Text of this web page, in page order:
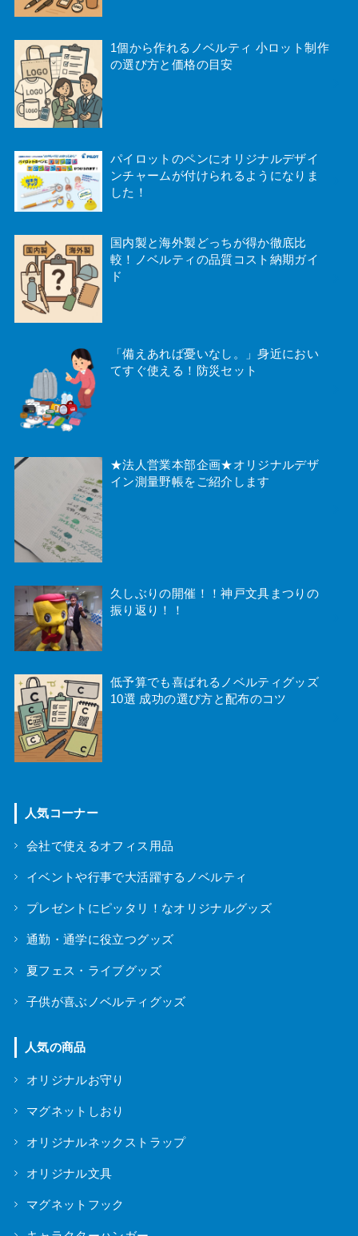
1個から作れるノベルティ 小ロット制作
の選び方と価格の目安
パイロットのペンにオリジナルデザイ
ンチャームが付けられるようになりま
した！
国内製と海外製どっちが得か徹底比
較！ノベルティの品質コスト納期ガイ
ド
「備えあれば憂いなし。」身近におい
てすぐ使える！防災セット
★法人営業本部企画★オリジナルデザ
イン測量野帳をご紹介します
久しぶりの開催！！神戸文具まつりの
振り返り！！
低予算でも喜ばれるノベルティグッズ
10選 成功の選び方と配布のコツ
人気コーナー
会社で使えるオフィス用品
イベントや行事で大活躍するノベルティ
プレゼントにピッタリ！なオリジナルグッズ
通勤・通学に役立つグッズ
夏フェス・ライブグッズ
子供が喜ぶノベルティグッズ
人気の商品
オリジナルお守り
マグネットしおり
オリジナルネックストラップ
オリジナル文具
マグネットフック